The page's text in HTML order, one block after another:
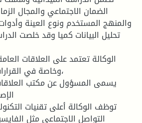
الضمان الاجتماعي والمجال
والمنهج المستخدم ونوع العينة
تحليل البيانات كميا وقد خلصت
وخاصة في
التواصل الاجتماعي مثل